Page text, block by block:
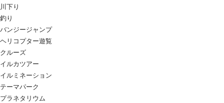
川下り
釣り
バンジージャンプ
ヘリコプター遊覧
クルーズ
イルカツアー
イルミネーション
テーマパーク
プラネタリウム